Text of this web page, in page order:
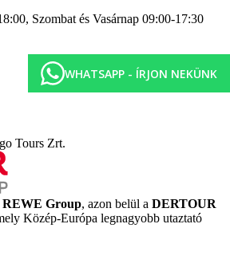
Szombat és Vasárnap 09:00-17:30
WHATSAPP - ÍRJON NEKÜNK
Tours Zrt.
REWE Group, azon belül a DERTOUR
Közép-Európa legnagyobb utaztató